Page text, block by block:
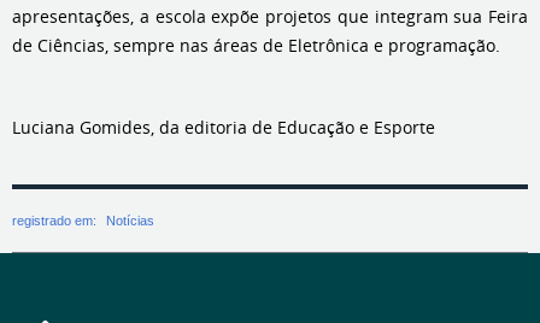
apresentações, a escola expõe projetos que integram sua Feira
de Ciências, sempre nas áreas de Eletrônica e programação.
Luciana Gomides, da editoria de Educação e Esporte
registrado em: Notícias